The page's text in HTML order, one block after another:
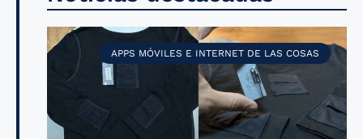
APPS MÓVILES E INTERNET DE LAS COSAS